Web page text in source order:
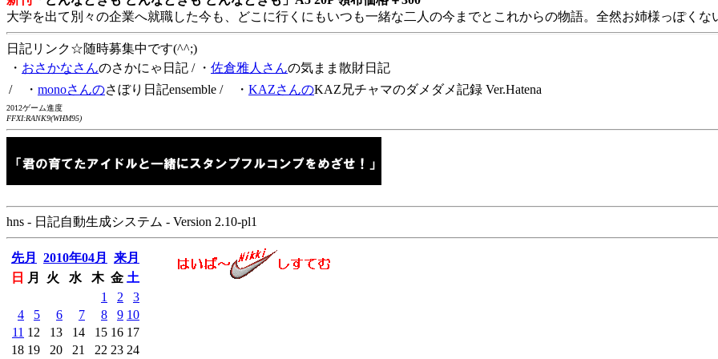
大学を出て別々の企業へ就職した今も、どこに行くにもいつも一緒な二人の今までとこれからの物語。全然お姉様っぽくな
日記リンク☆随時募集中です(^^;)
・ おさかなさんのさかにゃ日記 / ・ 佐倉雅人さんの気まま散財日記
/ ・ monoさんのさぼり日記ensemble / ・ KAZさんのKAZ兄チャマのダメダメ記録 Ver.Hatena
2012ゲーム進度
FFXI:RANK9(WHM95)
hns - 日記自動生成システム - Version 2.10-pl1
先月 2010年04月
来月
日
月 火 水 木 金 土
1
2
3
4
5 6 7 8 9 10
11 12 13 14 15 16 17
18 19 20 21 22 23 24